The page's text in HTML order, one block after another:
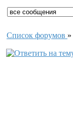
Список форумов »